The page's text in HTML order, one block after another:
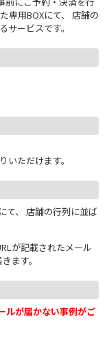
専用BOXにて、 店舗の
ービスです。
ただけます。
て、 店舗の行列に並ば
が記載されたメール
ます。
ルが届かない事例がご